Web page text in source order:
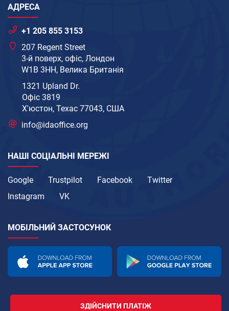
АДРЕСА
+1 205 855 3153
207 Regent Street
3-й поверх, офіс, Лондон
W1B 3HH, Велика Британія
1321 Upland Dr.
Офіс 3819
Х'юстон, Техас 77043, США
info@idaoffice.org
НАШІ СОЦІАЛЬНІ МЕРЕЖІ
Google Trustpilot Facebook
Twitter
Instagram
VK
МОБІЛЬНИЙ ЗАСТОСУНОК
ЗДІЙСНИТИ ПЛАТІЖ